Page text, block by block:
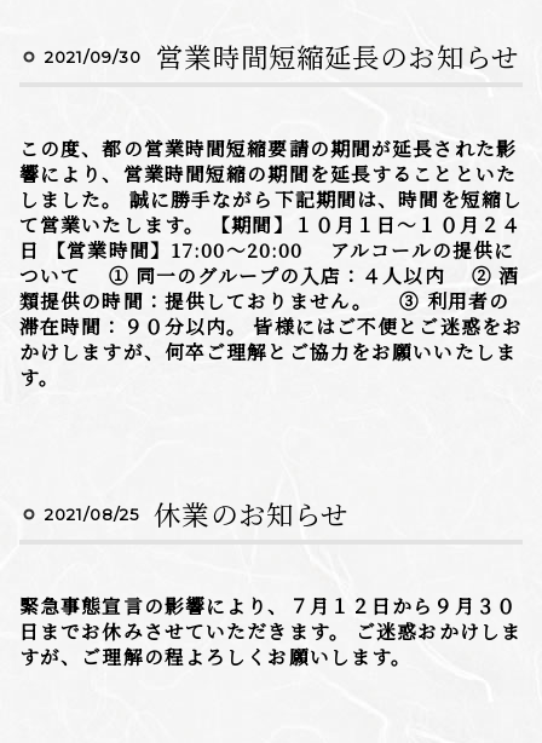
2021/09/30 営業時間短縮延長のお知らせ
この度、都の営業時間短縮要請の期間が延長された影
響により、営業時間短縮の期間を延長することといた
しました。 誠に勝手ながら下記期間は、時間を短縮し
て営業いたします。 【期間】１０月１日〜１０月２４
日 【営業時間】17:00〜20:00 アルコールの提供に
ついて ① 同一のグループの入店：４人以内 ② 酒
類提供の時間：提供しておりません。 ③ 利用者の
滞在時間：９０分以内。 皆様にはご不便とご迷惑をお
かけしますが、何卒ご理解とご協力をお願いいたしま
す。
2021/08/25 休業のお知らせ
緊急事態宣言の影響により、７月１２日から９月３０
日までお休みさせていただきます。 ご迷惑おかけしま
すが、ご理解の程よろしくお願いします。